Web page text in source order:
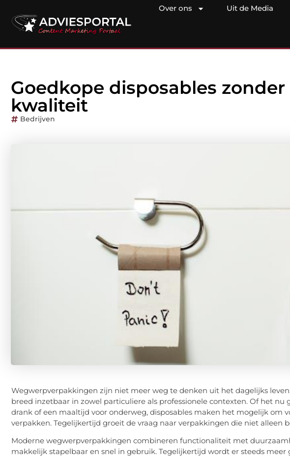
Over ons Uit de Media
Goedkope disposables zonder
kwaliteit
Bedrijven
Wegwerpverpakkingen zijn niet meer weg te denken uit het dagelijks
breed inzetbaar in zowel particuliere als professionele contexten. Of het nu
drank of een maaltijd voor onderweg, disposables maken het mogelijk om
verpakken. Tegelijkertijd groeit de vraag naar verpakkingen die niet alleen
Moderne wegwerpverpakkingen combineren functionaliteit met
makkelijk stapelbaar en snel in gebruik. Tegelijkertijd wordt er steeds